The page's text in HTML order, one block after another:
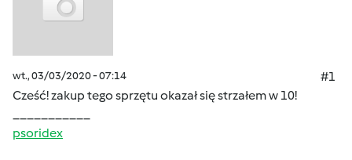
wt., 03/03/2020 - 07:14
#1
Cześć! zakup tego sprzętu okazał się strzałem w 10!
psoridex